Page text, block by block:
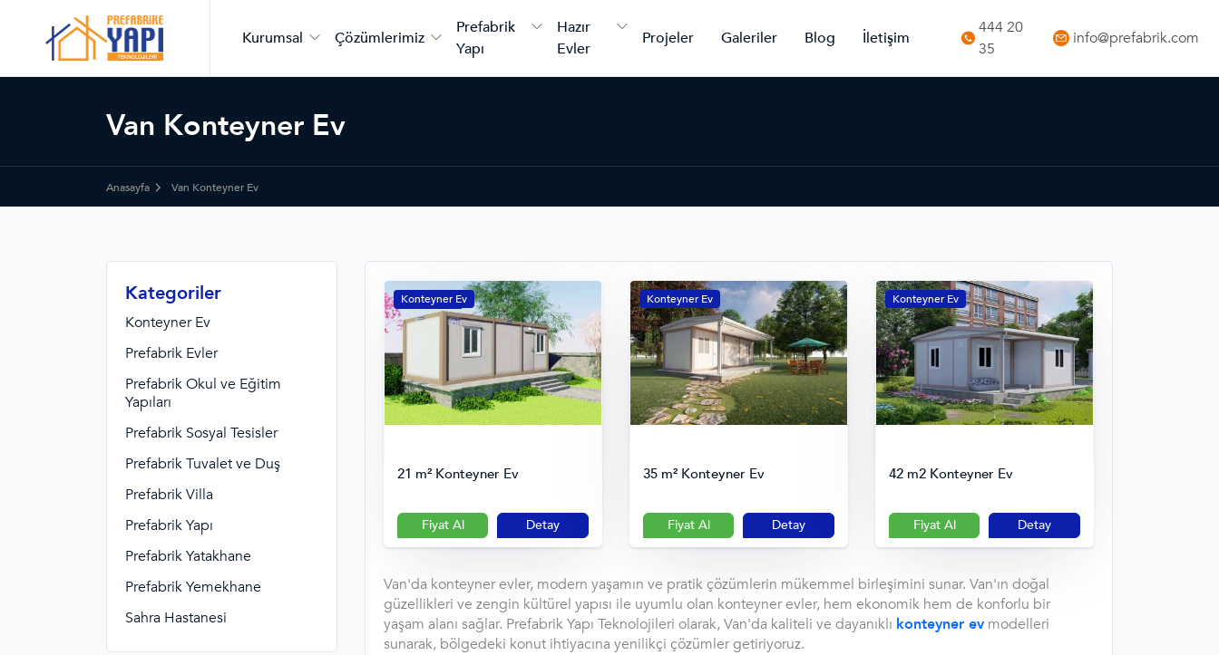
Kurumsal Çözümlerimiz
Prefabrik
Yapı
Hazır
Evler
Projeler Galeriler Blog İletişim
444 20
35
info@prefabrik.com
Van Konteyner Ev
Anasayfa Van Konteyner Ev
Kategoriler
Konteyner Ev
Prefabrik Evler
Prefabrik Okul ve Eğitim
Yapıları
Prefabrik Sosyal Tesisler
Prefabrik Tuvalet ve Duş
Prefabrik Villa
Prefabrik Yapı
Prefabrik Yatakhane
Prefabrik Yemekhane
Sahra Hastanesi
Konteyner Ev
21 m² Konteyner Ev
Fiyat Al Detay
Konteyner Ev
35 m² Konteyner Ev
Fiyat Al Detay
Konteyner Ev
42 m2 Konteyner Ev
Fiyat Al Detay
Van'da konteyner evler, modern yaşamın ve pratik çözümlerin mükemmel birleşimini sunar. Van'ın doğal
güzellikleri ve zengin kültürel yapısı ile uyumlu olan konteyner evler, hem ekonomik hem de konforlu bir
yaşam alanı sağlar. Prefabrik Yapı Teknolojileri olarak, Van'da kaliteli ve dayanıklı konteyner ev modelleri
sunarak, bölgedeki konut ihtiyacına yenilikçi çözümler getiriyoruz.